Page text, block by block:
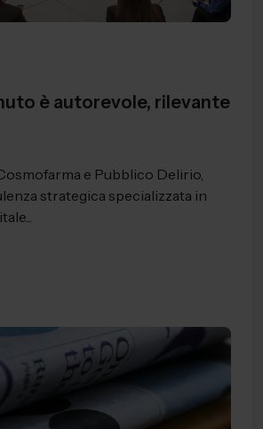
è autorevole, rilevante
e Pubblico Delirio,
strategica specializzata in